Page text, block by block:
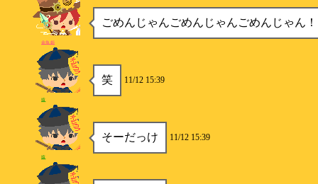
ごめんじゃんごめんじゃんごめんじゃん！
金魚姫
笑 11/12 15:39
猿
そーだっけ 11/12 15:39
猿